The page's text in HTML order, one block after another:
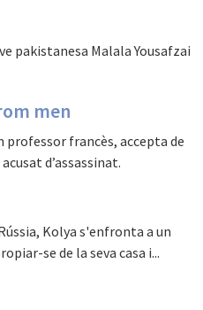
pakistanesa Malala Yousafzai
men
professor francès, accepta de
d’assassinat.
Kolya s'enfronta a un
se de la seva casa i...